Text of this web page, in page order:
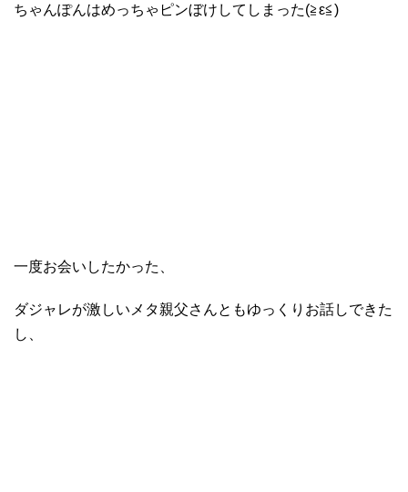
ちゃんぽんはめっちゃピンぼけしてしまった(≧ε≦)
一度お会いしたかった、
ダジャレが激しいメタ親父さんともゆっくりお話しできた
し、